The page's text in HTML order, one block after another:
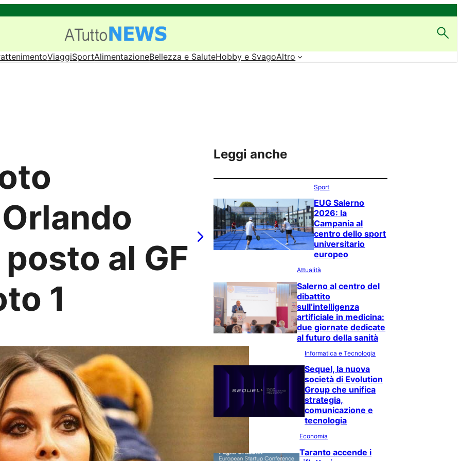
LinkedIn
Bandcamp
Behance
Twitter
LinkLink
ViaggiSportAlimentazioneBellezza e SaluteHobby e SvagoAltro
al GF
1
Leggi anche
Sport
EUG Salerno
2026: la
Campania al
centro dello sport
universitario
europeo
Attualità
Salerno al centro del
dibattito
sull’intelligenza
artificiale in medicina:
due giornate dedicate
al futuro della sanità
Informatica e Tecnologia
Sequel, la nuova
società di Evolution
Group che unifica
strategia,
comunicazione e
tecnologia
Economia
Taranto accende i